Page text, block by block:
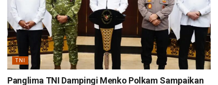
TNI
Panglima TNI Dampingi Menko Polkam Sampaikan